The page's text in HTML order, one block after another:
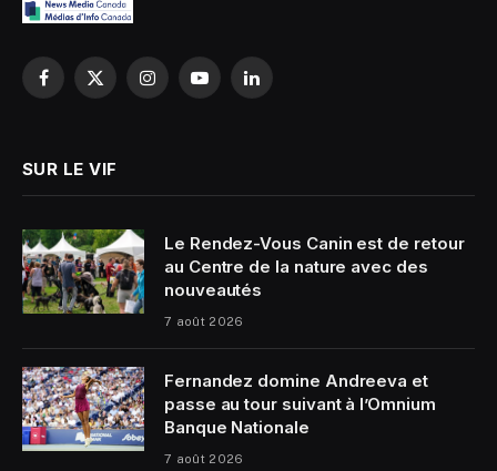
Facebook
X
InstagramYouTubeLinkedIn
SUR LE VIF
Le Rendez-Vous Canin est de retour
au Centre de la nature avec des
nouveautés
7 août 2026
Fernandez domine Andreeva et
passe au tour suivant à l’Omnium
Banque Nationale
7 août 2026